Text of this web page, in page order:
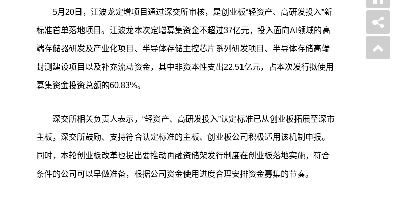
5月20日，江波龙定增项目通过深交所审核，是创业板“轻资产、高研发投入”新
标准首单落地项目。江波龙本次定增募集资金不超过37亿元，投入面向AI领域的高
端存储器研发及产业化项目、半导体存储主控芯片系列研发项目、半导体存储高端
封测建设项目以及补充流动资金，其中非资本性支出22.51亿元，占本次发行拟使用
募集资金投资总额的60.83%。
深交所相关负责人表示，“轻资产、高研发投入”认定标准已从创业板拓展至深市
主板，深交所鼓励、支持符合认定标准的主板、创业板公司积极适用该机制申报。
同时，本轮创业板改革也提出要推动再融资储架发行制度在创业板落地实施，符合
条件的公司可以早做准备，根据公司资金使用进度合理安排资金募集的节奏。